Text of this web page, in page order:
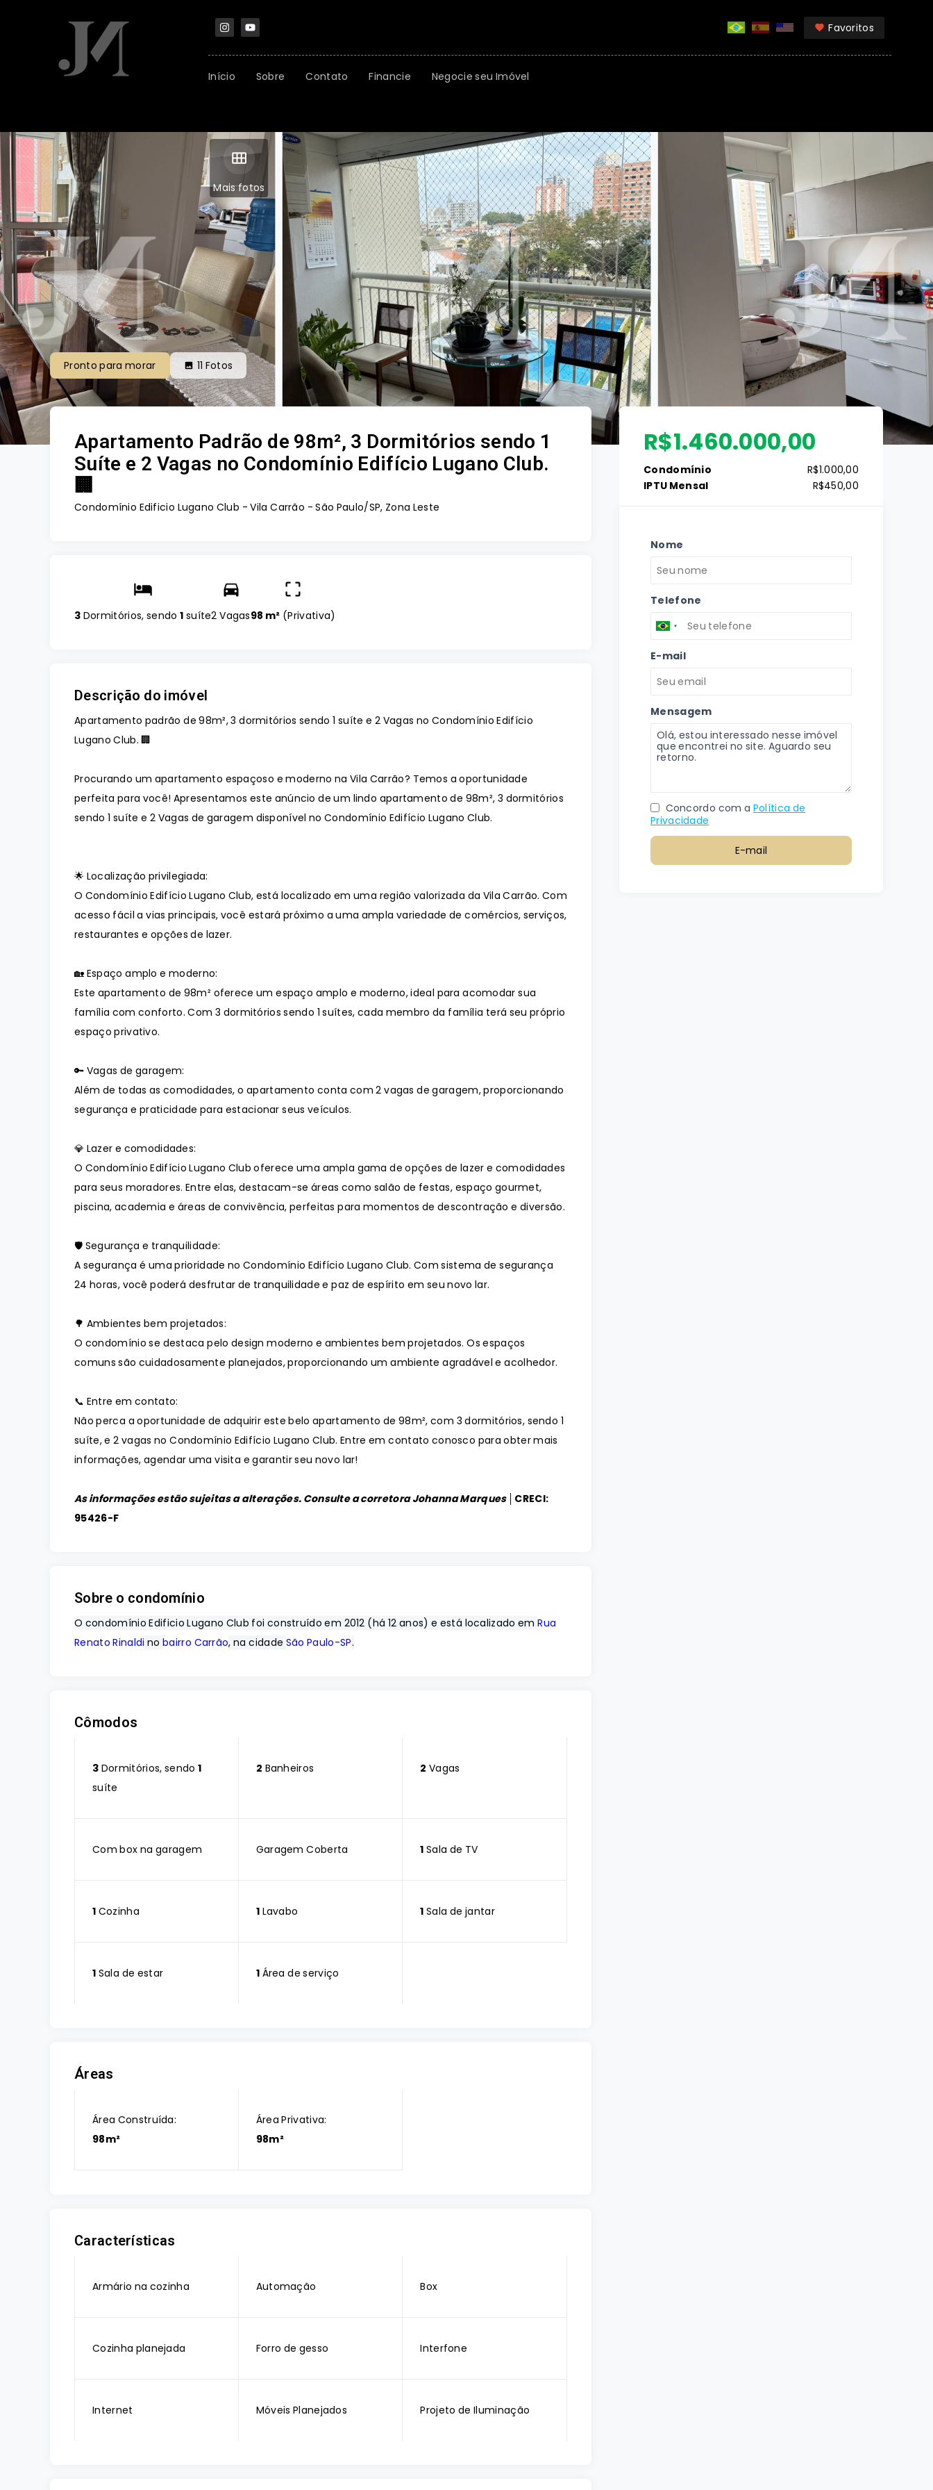
Favoritos
Início Sobre Contato Financie Negocie seu Imóvel
Mais fotos
Pronto para morar 11 Fotos
Apartamento Padrão de 98m², 3 Dormitórios sendo 1
Suíte e 2 Vagas no Condomínio Edifício Lugano Club.
🏢
Condomínio Edificio Lugano Club -Vila Carrão - São Paulo/SP, Zona Leste
3 Dormitórios, sendo1 suíte2 Vagas98 m² (Privativa)
Descrição do imóvel
Apartamento padrão de 98m², 3 dormitórios sendo 1 suíte e 2 Vagas no Condomínio Edifício
Lugano Club. 🏢
Procurando um apartamento espaçoso e moderno na Vila Carrão? Temos a oportunidade
perfeita para você! Apresentamos este anúncio de um lindo apartamento de 98m², 3 dormitórios
sendo 1 suíte e 2 Vagas de garagem disponível no Condomínio Edifício Lugano Club.
🌟 Localização privilegiada:
O Condomínio Edifício Lugano Club, está localizado em uma região valorizada da Vila Carrão. Com
acesso fácil a vias principais, você estará próximo a uma ampla variedade de comércios, serviços,
restaurantes e opções de lazer.
🏡 Espaço amplo e moderno:
Este apartamento de 98m² oferece um espaço amplo e moderno, ideal para acomodar sua
família com conforto. Com 3 dormitórios sendo 1 suítes, cada membro da família terá seu próprio
espaço privativo.
🔑 Vagas de garagem:
Além de todas as comodidades, o apartamento conta com 2 vagas de garagem, proporcionando
segurança e praticidade para estacionar seus veículos.
💎 Lazer e comodidades:
O Condomínio Edifício Lugano Club oferece uma ampla gama de opções de lazer e comodidades
para seus moradores. Entre elas, destacam-se áreas como salão de festas, espaço gourmet,
piscina, academia e áreas de convivência, perfeitas para momentos de descontração e diversão.
🛡️ Segurança e tranquilidade:
A segurança é uma prioridade no Condomínio Edifício Lugano Club. Com sistema de segurança
24 horas, você poderá desfrutar de tranquilidade e paz de espírito em seu novo lar.
🌳 Ambientes bem projetados:
O condomínio se destaca pelo design moderno e ambientes bem projetados. Os espaços
comuns são cuidadosamente planejados, proporcionando um ambiente agradável e acolhedor.
📞 Entre em contato:
Não perca a oportunidade de adquirir este belo apartamento de 98m², com 3 dormitórios, sendo 1
suíte, e 2 vagas no Condomínio Edifício Lugano Club. Entre em contato conosco para obter mais
informações, agendar uma visita e garantir seu novo lar!
As informações estão sujeitas a alterações. Consulte a corretora Johanna Marques │ CRECI:
95426-F
Sobre o condomínio
O condomínio Edificio Lugano Club foi construído em 2012 (há 12 anos) e está localizado emRua
Renato Rinaldi nobairro Carrão, na cidade São Paulo-SP.
Cômodos
3 Dormitórios, sendo1
suíte
2 Banheiros 2 Vagas
Com box na garagem Garagem Coberta 1 Sala de TV
1 Cozinha 1Lavabo 1 Sala de jantar
1 Sala de estar 1Área de serviço
Áreas
Área Construída:
98m²
Área Privativa:
98m²
Características
Armário na cozinha Automação Box
Cozinha planejada Forro de gesso Interfone
Internet Móveis Planejados Projeto de Iluminação
R$1.460.000,00
Condomínio
R$1.000,00
IPTU Mensal
R$450,00
Nome
Telefone
E-mail
Mensagem
Concordo com a Política de
Privacidade
E-mail